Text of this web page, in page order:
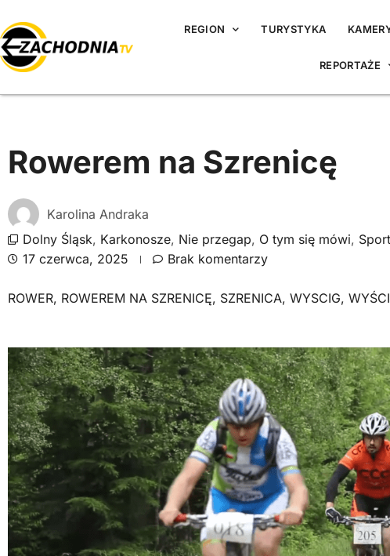
REGION TURYSTYKA
REPORTAŻE
Rowerem na Szrenicę
Karolina Andraka
Dolny Śląsk, Karkonosze, Nie przegap, O tym się mówi, Sport
17 czerwca, 2025
Brak komentarzy
ROWER, ROWEREM NA SZRENICĘ, SZRENICA, WYSCIG,